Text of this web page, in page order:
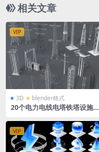
相关文章
VIP
3D blender格式
20个电力电线电塔铁塔设施三
MAX/OBJ格式
VIP